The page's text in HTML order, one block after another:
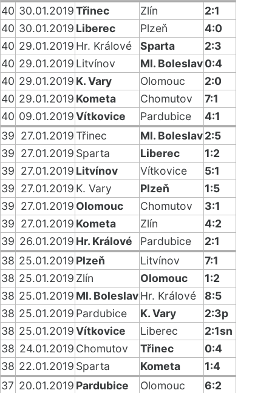
40 30.01.2019Třinec Zlín
2:1
40 30.01.2019 Liberec Plzeň
4:0
40 29.01.2019 Hr. Králové Sparta
2:3
40 29.01.2019 Litvínov Ml. Boleslav0:4
40 29.01.2019 K. Vary Olomouc
2:0
40 29.01.2019 Kometa Chomutov
7:1
40 09.01.2019Vítkovice Pardubice
4:1
39 27.01.2019Třinec Ml. Boleslav2:5
39 27.01.2019 Sparta Liberec
1:2
39 27.01.2019 Litvínov Vítkovice
5:1
39 27.01.2019 K. Vary Plzeň
1:5
39 27.01.2019 Olomouc Chomutov
3:1
39 27.01.2019 Kometa Zlín
4:2
39 26.01.2019 Hr. Králové Pardubice
2:1
38 25.01.2019 Plzeň Litvínov
7:1
38 25.01.2019 Zlín Olomouc
1:2
38 25.01.2019 Ml. BoleslavHr. Králové
8:5
38 25.01.2019 Pardubice K. Vary
2:3p
38 25.01.2019Vítkovice Liberec
2:1sn
38 24.01.2019 Chomutov Třinec
0:4
38 22.01.2019 Sparta Kometa
1:4
37 20.01.2019 Pardubice Olomouc
6:2